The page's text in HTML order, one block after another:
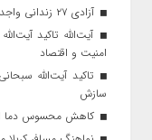
آزادی ۲۷ زندانی واجد شرایط در قم به مناسبت اربعین
آیت‌الله تاکید
امنیت و اقتصاد
تاکید آیت‌الله‌
سازش
کاهش محسوس دما